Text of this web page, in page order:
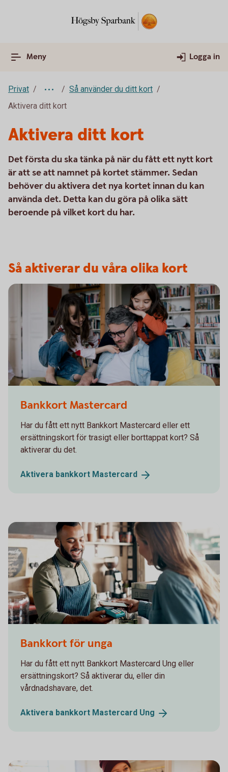
Meny Logga in
Privat
Så använder du ditt kort
Aktivera ditt kort
Aktivera ditt kort
Det första du ska tänka på när du fått ett nytt kort
är att se att namnet på kortet stämmer. Sedan
behöver du aktivera det nya kortet innan du kan
använda det. Detta kan du göra på olika sätt
beroende på vilket kort du har.
Så aktiverar du våra olika kort
Bankkort Mastercard
Har du fått ett nytt Bankkort Mastercard eller ett
ersättningskort för trasigt eller borttappat kort? Så
aktiverar du det.
Aktivera bankkort Mastercard
Bankkort för unga
Har du fått ett nytt Bankkort Mastercard Ung eller
ersättningskort? Så aktiverar du, eller din
vårdnadshavare, det.
Aktivera bankkort Mastercard Ung